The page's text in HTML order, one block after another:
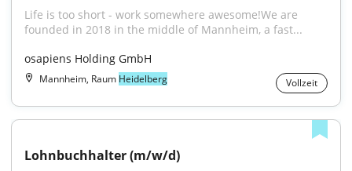
Life is too short - work somewhere awesome!We are
founded in 2018 in the middle of Mannheim, a fast...
osapiens Holding GmbH
Mannheim, Raum Heidelberg Vollzeit
Lohnbuchhalter (m/w/d)